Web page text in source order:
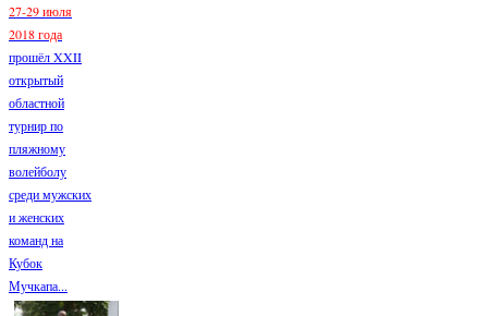
27-29 июля
2018 года
прошёл XXII
открытый
областной
турнир по
пляжному
волейболу
среди мужских
и женских
команд на
Кубок
Мучкапа...